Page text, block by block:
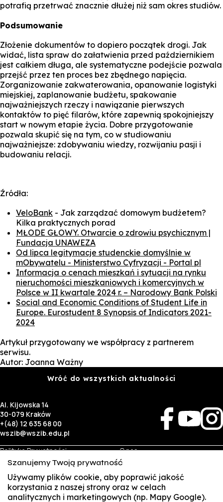
potrafią przetrwać znacznie dłużej niż sam okres studiów.
Podsumowanie
Złożenie dokumentów to dopiero początek drogi. Jak
widać, lista spraw do załatwienia przed październikiem
jest całkiem długa, ale systematyczne podejście pozwala
przejść przez ten proces bez zbędnego napięcia.
Zorganizowanie zakwaterowania, opanowanie logistyki
miejskiej, zaplanowanie budżetu, spakowanie
najważniejszych rzeczy i nawiązanie pierwszych
kontaktów to pięć filarów, które zapewnią spokojniejszy
start w nowym etapie życia. Dobre przygotowanie
pozwala skupić się na tym, co w studiowaniu
najważniejsze: zdobywaniu wiedzy, rozwijaniu pasji i
budowaniu relacji.
Źródła:
VeloBank - Jak zarządzać domowym budżetem?
Kilka praktycznych porad
MŁODE GŁOWY. Otwarcie o zdrowiu psychicznym |
Fundacja UNAWEZA
Od lipca legitymacje studenckie domyślnie w
mObywatelu - Ministerstwo Cyfryzacji - Portal pl
Informacja o cenach mieszkań i sytuacji na rynku
nieruchomości mieszkaniowych i komercyjnych w
Polsce w II kwartale 2024 r. – Narodowy Bank Polski
Social and Economic Conditions of Student Life in
Europe. Eurostudent 8 Synopsis of Indicators 2021-
2024
Artykuł przygotowany we współpracy z partnerem
serwisu.
Autor: Joanna Ważny
Wróć do wszystkich aktualności
Al. Kijowska 14
30-079 Kraków
+(48) 12 635 68 00
wszib@wszib.edu.pl
Polityka Prywatności
RODO
Identyfikacja wizualna
O nas
Rekrutacja
Studia
Kontakt
Szanujemy Twoją prywatność
Używamy plików cookie, aby poprawić jakość
korzystania z naszej strony oraz w celach
analitycznych i marketingowych (np. Mapy Google).